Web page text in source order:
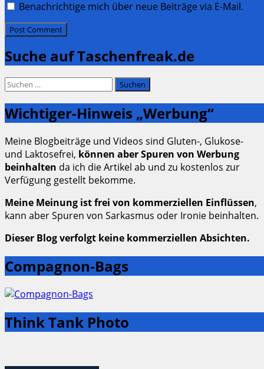
Benachrichtige mich über neue Beiträge via E-Mail.
Suche auf Taschenfreak.de
Suchen
Wichtiger-Hinweis „Werbung“
Meine Blogbeiträge und Videos sind Gluten-, Glukose-
und Laktosefrei, können aber Spuren von Werbung
beinhalten da ich die Artikel ab und zu kostenlos zur
Verfügung gestellt bekomme.
Meine Meinung ist frei von kommerziellen Einflüssen,
kann aber Spuren von Sarkasmus oder Ironie beinhalten.
Dieser Blog verfolgt keine kommerziellen Absichten.
Compagnon-Bags
Think Tank Photo